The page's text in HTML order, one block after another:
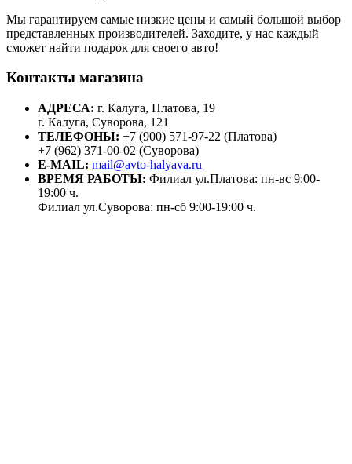
Мы гарантируем самые низкие цены и самый большой выбор
представленных производителей. Заходите, у нас каждый
сможет найти подарок для своего авто!
Контакты магазина
АДРЕСА: г. Калуга, Платова, 19
г. Калуга, Суворова, 121
ТЕЛЕФОНЫ: +7 (900) 571-97-22 (Платова)
+7 (962) 371-00-02 (Суворова)
E-MAIL: mail@avto-halyava.ru
ВРЕМЯ РАБОТЫ: Филиал ул.Платова: пн-вс 9:00-
19:00 ч.
Филиал ул.Суворова: пн-сб 9:00-19:00 ч.